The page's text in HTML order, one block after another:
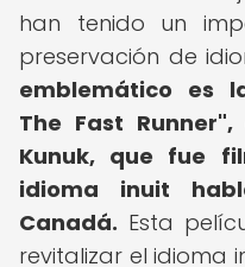
han tenido un
preservación de
emblemático es
The Fast
Kunuk, que fue
idioma inuit
Canadá. Esta
revitalizar el idioma